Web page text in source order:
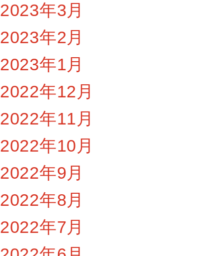
2023年3月
2023年2月
2023年1月
2022年12月
2022年11月
2022年10月
2022年9月
2022年8月
2022年7月